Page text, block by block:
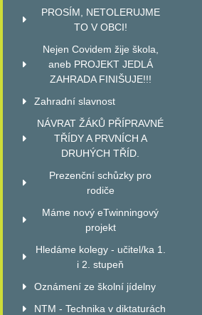
PROSÍM, NETOLERUJME
TO V OBCI!
Nejen Covidem žije škola,
aneb PROJEKT JEDLÁ
ZAHRADA FINIŠUJE!!!
Zahradní slavnost
NÁVRAT ŽÁKŮ PŘÍPRAVNÉ
TŘÍDY A PRVNÍCH A
DRUHÝCH TŘÍD.
Prezenční schůzky pro
rodiče
Máme nový eTwinningový
projekt
Hledáme kolegy - učitel/ka 1.
i 2. stupeň
Oznámení ze školní jídelny
NTM - Technika v diktaturách